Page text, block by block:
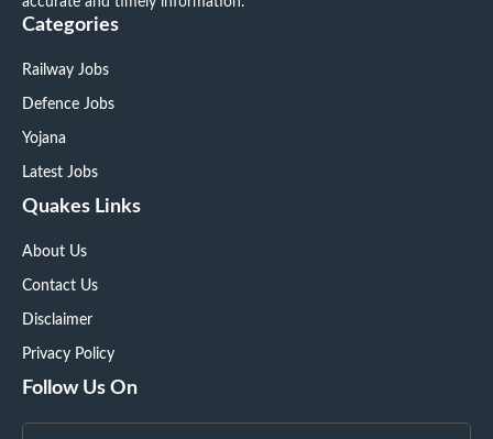
Categories
Railway Jobs
Defence Jobs
Yojana
Latest Jobs
Quakes Links
About Us
Contact Us
Disclaimer
Privacy Policy
Follow Us On